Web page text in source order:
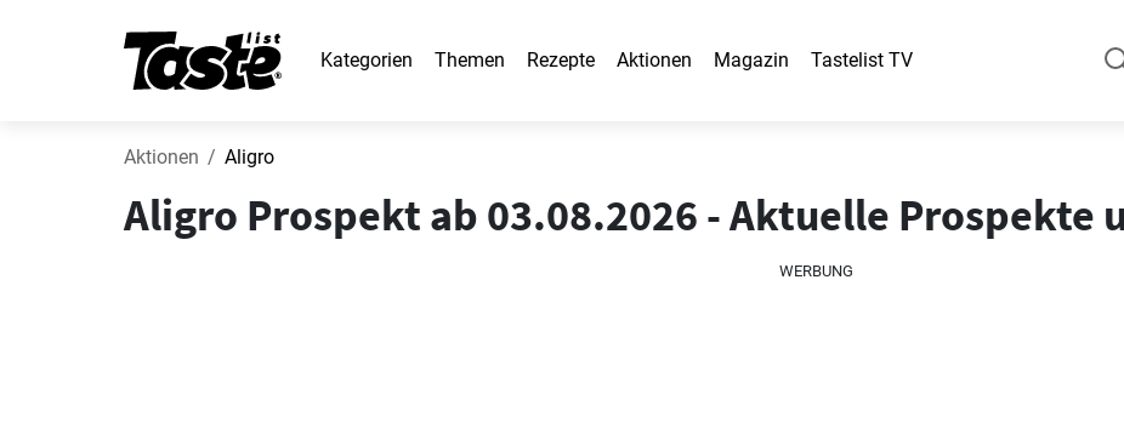
Kategorien Themen Rezepte Aktionen Magazin Tastelist TV
Aktionen Aligro
Aligro Prospekt ab 03.08.2026 - Aktuelle Prospekte
WERBUNG